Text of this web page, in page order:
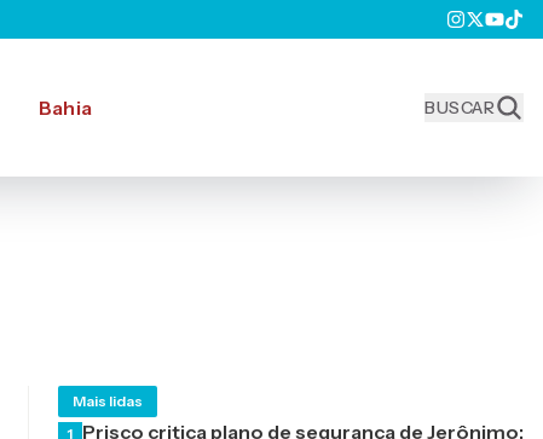
Bahia BUSCAR
Mais lidas
1 Prisco critica plano de segurança de Jerônimo: